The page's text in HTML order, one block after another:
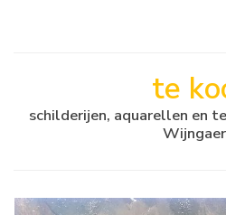
te
schilderijen, aquarellen en